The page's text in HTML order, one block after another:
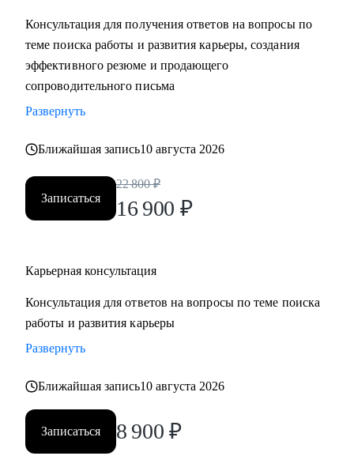
которая закроет вопросы нанимающей стороны.
• Карьерный переход или выход на новый уровень дохода -
выстроим стратегию с конкретными шагами.
• Готовитесь к важному интервью - отработаем ответы и
подсветим сильные стороны.
тренды и ваше позиционирование.
плыть по течению, но не знаете с чего начать ;)
глубокой экспертизы и использования в работе различных
Консультация для получения ответов на вопросы по
теме поиска работы и развития карьеры, создания
эффективного резюме и продающего
сопроводительного письма
Развернуть
Ближайшая запись10 августа 2026
Записаться
22 800 ₽
16 900 ₽
Карьерная консультация
Консультация для ответов на вопросы по теме поиска
работы и развития карьеры
Развернуть
Ближайшая запись10 августа 2026
Записаться 8 900 ₽